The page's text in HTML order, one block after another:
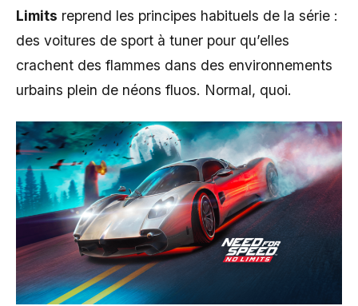
Limits reprend les principes habituels de la série :
des voitures de sport à tuner pour qu’elles
crachent des flammes dans des environnements
urbains plein de néons fluos. Normal, quoi.